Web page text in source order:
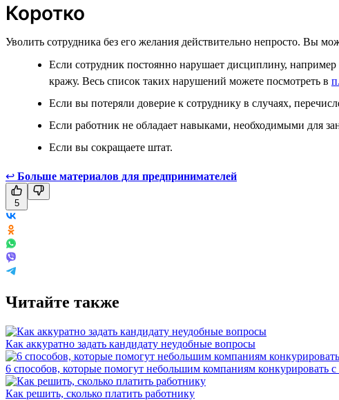
Коротко
Уволить сотрудника без его желания действительно непросто. Вы
Если сотрудник постоянно нарушает дисциплину,
кражу. Весь список таких нарушений можете посмотреть в
Если вы потеряли доверие к сотруднику в случаях,
Если работник не обладает навыками, необходимыми для
Если вы сокращаете штат.
↩ Больше материалов для предпринимателей
5
Читайте также
Как аккуратно задать кандидату неудобные вопросы
6 способов, которые помогут небольшим компаниям конкурировать
Как решить, сколько платить работнику